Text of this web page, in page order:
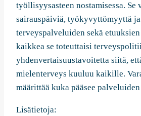
työllisyysasteen nostamisessa. Se
sairauspäiviä, työkyvyttömyyttä
terveyspalveluiden sekä
kaikkea se toteuttaisi
yhdenvertaisuustavoitetta siitä,
mielenterveys kuuluu kaikille.
määrittää kuka pääsee
Lisätietoja: